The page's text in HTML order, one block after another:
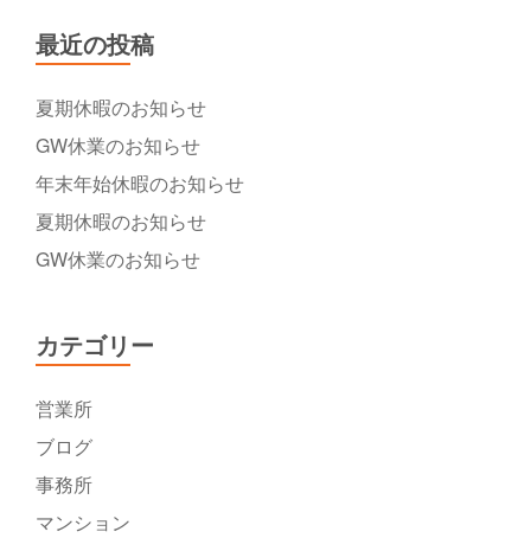
最近の投稿
夏期休暇のお知らせ
GW休業のお知らせ
年末年始休暇のお知らせ
夏期休暇のお知らせ
GW休業のお知らせ
カテゴリー
営業所
ブログ
事務所
マンション